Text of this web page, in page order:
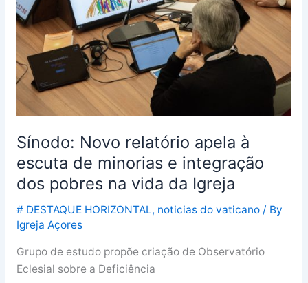
Sínodo: Novo relatório apela à
escuta de minorias e integração
dos pobres na vida da Igreja
# DESTAQUE HORIZONTAL, noticias do vaticano/ By
Igreja Açores
Grupo de estudo propõe criação de Observatório
Eclesial sobre a Deficiência
à
escuta
de
minorias
e
integração
dos
na
vida
da